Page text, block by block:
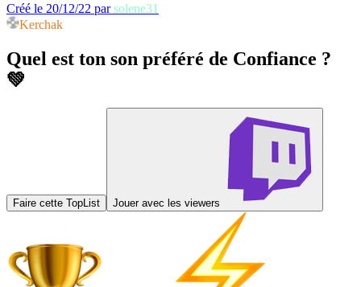
Créé le 20/12/22 par solene31
Kerchak
Quel est ton son préféré de Confiance ?
💚
Faire cette TopList Jouer avec les viewers